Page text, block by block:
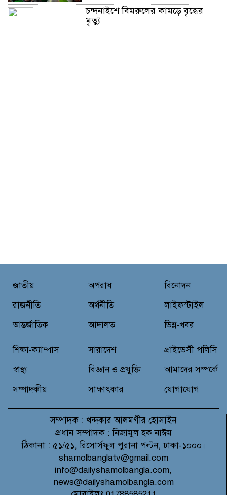
চন্দনাইশে বিমরুলের কামড়ে বৃদ্ধের
মৃত্যু
জাতীয়
রাজনীতি
আন্তর্জাতিক
অপরাধ
অর্থনীতি
আদালত
বিনোদন
লাইফস্টাইল
ভিন্ন-খবর
শিক্ষা-ক্যাম্পাস
স্বাস্থ্য
সম্পাদকীয়
সারাদেশ
বিজ্ঞান ও প্রযুক্তি
সাক্ষাৎকার
প্রাইভেসী পলিসি
আমাদের সম্পর্কে
যোগাযোগ
সম্পাদক : খন্দকার আলমগীর হোসাইন
প্রধান সম্পাদক : নিজামুল হক নাঈম
ঠিকানা : ৫১/৫১, রিসোর্সফুল পুরানা পল্টন, ঢাকা-১০০০।
shamolbanglatv@gmail.com
info@dailyshamolbangla.com,
news@dailyshamolbangla.com